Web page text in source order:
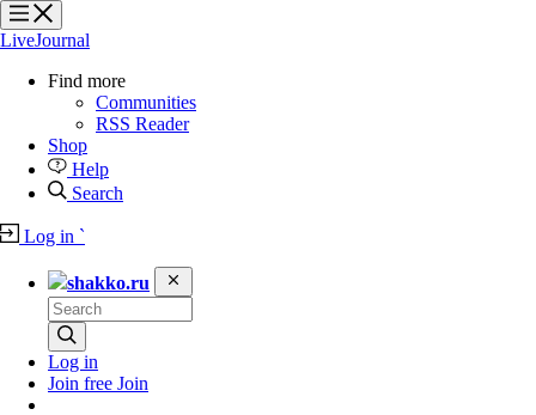
?
?
?
?
LiveJournal
Find more
Communities
RSS Reader
Shop
Help
Search
Log in `
shakko.ru
Log in
Join free Join